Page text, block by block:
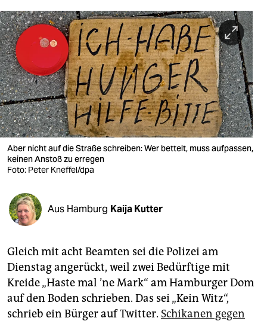
sport
berlin
nord
wahrheit
verlag
verlag
veranstaltungen
fragen & hilfe
abo
genossenschaft
epaper login
Aber nicht auf die Straße schreiben: Wer bettelt, muss aufpassen,
keinen Anstoß zu erregen
Foto: Peter Kneffel/dpa
Aus Hamburg Kaija Kutter
Gleich mit acht Beamten sei die Polizei am
Dienstag angerückt, weil zwei Bedürftige mit
Kreide „Haste mal ’ne Mark“ am Hamburger Dom
auf den Boden schrieben. Das sei „Kein Witz“,
schrieb ein Bürger auf Twitter. Schikanen gegen